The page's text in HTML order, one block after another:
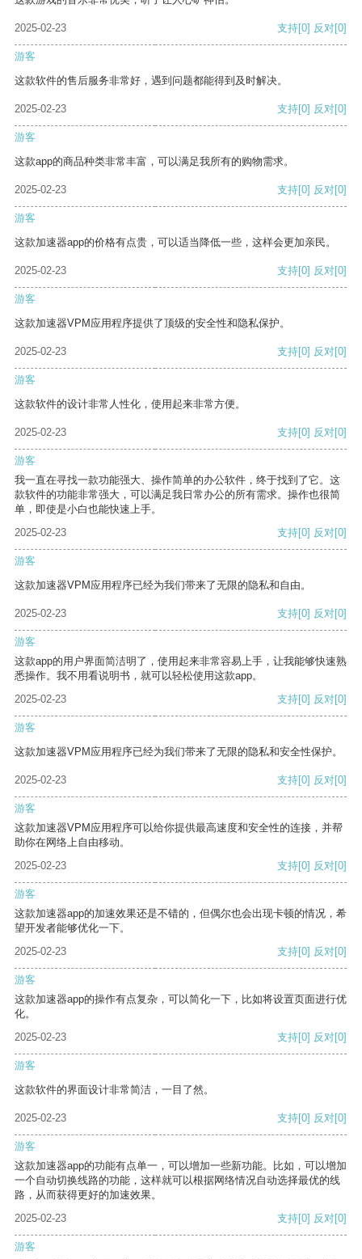
2025-02-23 支持[0] 反对[0]
游客
这款软件的售后服务非常好，遇到问题都能得到及时解决。
2025-02-23 支持[0] 反对[0]
游客
这款app的商品种类非常丰富，可以满足我所有的购物需求。
2025-02-23 支持[0] 反对[0]
游客
这款加速器app的价格有点贵，可以适当降低一些，这样会更加亲民。
2025-02-23 支持[0] 反对[0]
游客
这款加速器VPM应用程序提供了顶级的安全性和隐私保护。
2025-02-23 支持[0] 反对[0]
游客
这款软件的设计非常人性化，使用起来非常方便。
2025-02-23 支持[0] 反对[0]
游客
我一直在寻找一款功能强大、操作简单的办公软件，终于找到了它。这
款软件的功能非常强大，可以满足我日常办公的所有需求。操作也很简
单，即使是小白也能快速上手。
2025-02-23
支持[0] 反对[0]
游客
这款加速器VPM应用程序已经为我们带来了无限的隐私和自由。
2025-02-23 支持[0] 反对[0]
游客
这款app的用户界面简洁明了，使用起来非常容易上手，让我能够快速熟
悉操作。我不用看说明书，就可以轻松使用这款app。
2025-02-23
支持[0] 反对[0]
游客
这款加速器VPM应用程序已经为我们带来了无限的隐私和安全性保护。
2025-02-23 支持[0] 反对[0]
游客
这款加速器VPM应用程序可以给你提供最高速度和安全性的连接，并帮
助你在网络上自由移动。
2025-02-23
支持[0] 反对[0]
游客
这款加速器app的加速效果还是不错的，但偶尔也会出现卡顿的情况，希
望开发者能够优化一下。
2025-02-23
支持[0] 反对[0]
游客
这款加速器app的操作有点复杂，可以简化一下，比如将设置页面进行优
化。
2025-02-23
支持[0] 反对[0]
游客
这款软件的界面设计非常简洁，一目了然。
2025-02-23 支持[0] 反对[0]
游客
这款加速器app的功能有点单一，可以增加一些新功能。比如，可以增加
一个自动切换线路的功能，这样就可以根据网络情况自动选择最优的线
路，从而获得更好的加速效果。
2025-02-23
支持[0] 反对[0]
游客